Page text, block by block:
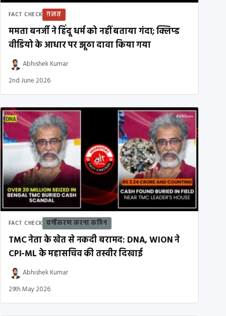
FACT CHECK ग़लत
ममता बनर्जी ने हिंदू धर्म को नहीं बताया गंदा; क्लिप्ड
वीडियो के आधार पर झूठा दावा किया गया
Abhishek Kumar
2nd June 2026
FACT CHECK वर्गीकरण करना कठिन
TMC नेता के खेत से नकदी बरामद: DNA, WION ने
CPI-ML के महासचिव की तस्वीर दिखाई
Abhishek Kumar
29th May 2026